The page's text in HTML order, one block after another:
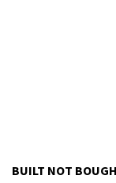
BUILT NOT